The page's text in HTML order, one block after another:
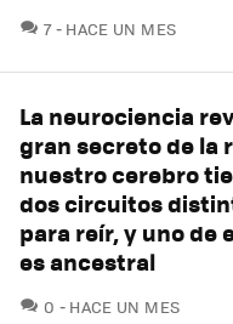
7COMENTARIOS
HACE UN MES
La neurociencia
gran secreto de la
nuestro cerebro
dos circuitos
para reír, y uno de
es ancestral
0 COMENTARIOS
HACE UN MES